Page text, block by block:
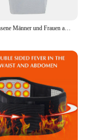
Erwachsene Männer und Frauen anpassen Anti-Buckel-Verbesserung, Rückenorthese, nach oben, unsichtbarer Buckel-Haltungsverbesserung